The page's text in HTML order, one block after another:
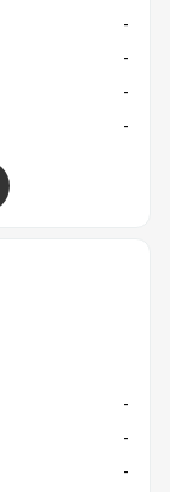
-
-
-
-
-
-
-